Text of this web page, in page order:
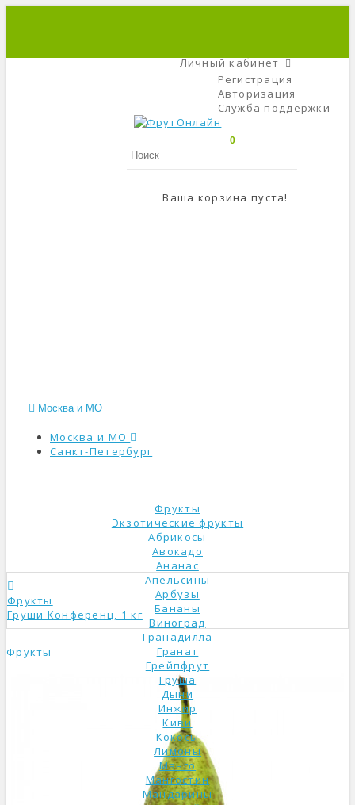
Личный кабинет
Регистрация
Авторизация
Служба поддержки
0
Ваша корзина пуста!
Москва и МО
Москва и МО
Санкт-Петербург
Фрукты
Экзотические фрукты
Абрикосы
Авокадо
Ананас
Апельсины
Арбузы
Бананы
Виноград
Гранадилла
Гранат
Грейпфрут
Груша
Дыни
Инжир
Киви
Кокосы
Лимоны
Манго
Мангостин
Мандарины
Фрукты
Груши Конференц, 1 кг
Фрукты